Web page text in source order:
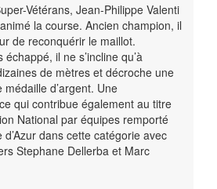
Vétérans, Jean-Philippe Valenti
la course. Ancien champion, il
de reconquérir le maillot.
échappé, il ne s’incline qu’à
de mètres et décroche une
médaille d’argent. Une
qui contribue également au titre
National par équipes remporté
d’Azur dans cette catégorie avec
Stephane Dellerba et Marc